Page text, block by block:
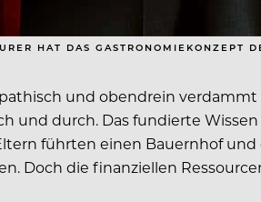
HAT DAS GASTRONOMIEKONZEPT
und obendrein verdammt
und durch. Das fundierte
führten einen Bauernhof
Doch die finanziellen